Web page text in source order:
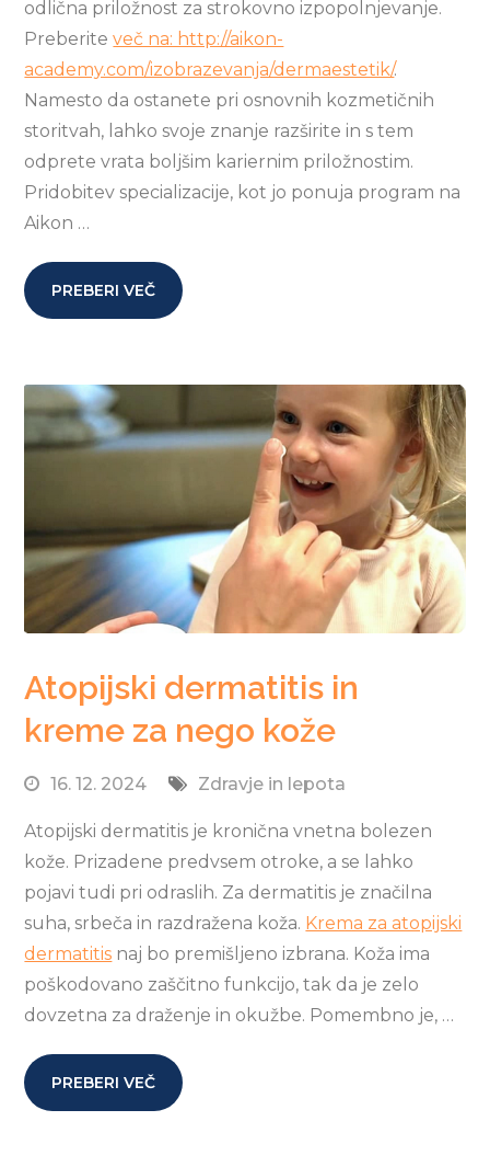
odlična priložnost za strokovno izpopolnjevanje.
Preberiteveč na: http://aikon-
academy.com/izobrazevanja/dermaestetik/.
Namesto da ostanete pri osnovnih kozmetičnih
storitvah, lahko svoje znanje razširite in s tem
odprete vrata boljšim kariernim priložnostim.
Pridobitev specializacije, kot jo ponuja program na
Aikon …
PREBERI VEČ
Atopijski dermatitis in
kreme za nego kože
16. 12. 2024 Zdravje in lepota
Atopijski dermatitis je kronična vnetna bolezen
kože. Prizadene predvsem otroke, a se lahko
pojavi tudi pri odraslih. Za dermatitis je značilna
suha, srbeča in razdražena koža. Krema za atopijski
dermatitis naj bo premišljeno izbrana. Koža ima
poškodovano zaščitno funkcijo, tak da je zelo
dovzetna za draženje in okužbe. Pomembno je, …
PREBERI VEČ